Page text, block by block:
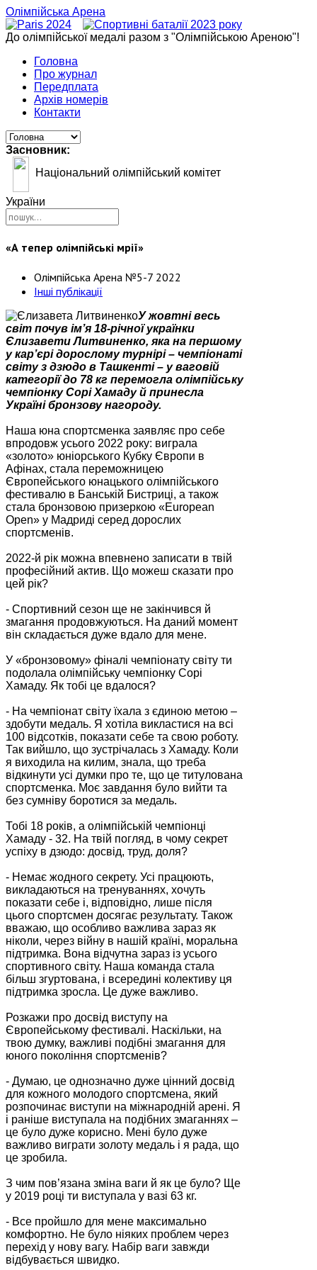
Олімпійська Арена
До олімпійської медалі разом з "Олімпійською Ареною"!
Головна
Про журнал
Передплата
Архів номерів
Контакти
Засновник:
Національний олімпійський комітет
України
«А тепер олімпійські мрії»
Олімпійська Арена №5-7 2022
Інші публікації
У жовтні весь
світ почув ім’я 18-річної українки
Єлизавети Литвиненко, яка на першому
у кар’єрі дорослому турнірі – чемпіонаті
світу з дзюдо в Ташкенті – у ваговій
категорії до 78 кг перемогла олімпійську
чемпіонку Сорі Хамаду й принесла
Україні бронзову нагороду.
Наша юна спортсменка заявляє про себе
впродовж усього 2022 року: виграла
«золото» юніорського Кубку Європи в
Афінах, стала переможницею
Європейського юнацького олімпійського
фестивалю в Банській Бистриці, а також
стала бронзовою призеркою «European
Open» у Мадриді серед дорослих
спортсменів.
2022-й рік можна впевнено записати в твій
професійний актив. Що можеш сказати про
цей рік?
- Спортивний сезон ще не закінчився й
змагання продовжуються. На даний момент
він складається дуже вдало для мене.
У «бронзовому» фіналі чемпіонату світу ти
подолала олімпійську чемпіонку Сорі
Хамаду. Як тобі це вдалося?
- На чемпіонат світу їхала з єдиною метою –
здобути медаль. Я хотіла викластися на всі
100 відсотків, показати себе та свою роботу.
Так вийшло, що зустрічалась з Хамаду. Коли
я виходила на килим, знала, що треба
відкинути усі думки про те, що це титулована
спортсменка. Моє завдання було вийти та
без сумніву боротися за медаль.
Тобі 18 років, а олімпійській чемпіонці
Хамаду - 32. На твій погляд, в чому секрет
успіху в дзюдо: досвід, труд, доля?
- Немає жодного секрету. Усі працюють,
викладаються на тренуваннях, хочуть
показати себе і, відповідно, лише після
цього спортсмен досягає результату. Також
вважаю, що особливо важлива зараз як
ніколи, через війну в нашій країні, моральна
підтримка. Вона відчутна зараз із усього
спортивного світу. Наша команда стала
більш згуртована, і всередині колективу ця
підтримка зросла. Це дуже важливо.
Розкажи про досвід виступу на
Європейському фестивалі. Наскільки, на
твою думку, важливі подібні змагання для
юного покоління спортсменів?
- Думаю, це однозначно дуже цінний досвід
для кожного молодого спортсмена, який
розпочинає виступи на міжнародній арені. Я
і раніше виступала на подібних змаганнях –
це було дуже корисно. Мені було дуже
важливо виграти золоту медаль і я рада, що
це зробила.
З чим пов’язана зміна ваги й як це було? Ще
у 2019 році ти виступала у вазі 63 кг.
- Все пройшло для мене максимально
комфортно. Не було ніяких проблем через
перехід у нову вагу. Набір ваги завжди
відбувається швидко.